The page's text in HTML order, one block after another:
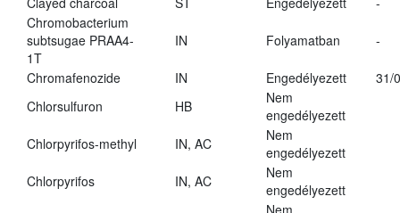
Chromobacterium
subtsugae PRAA4-
1T
IN Folyamatban -
Chromafenozide IN Engedélyezett
31/
Chlorsulfuron
HB
Nem
engedélyezett
Chlorpyrifos-methyl
IN, AC
Nem
engedélyezett
Chlorpyrifos
IN, AC
Nem
engedélyezett